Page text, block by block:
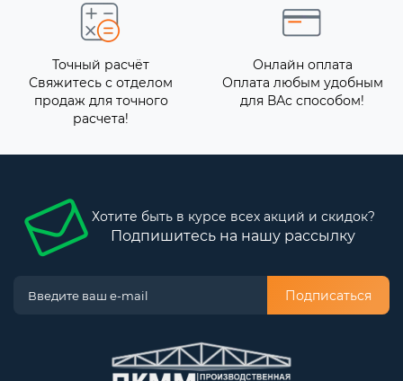
Точный расчёт
Свяжитесь с отделом
продаж для точного
расчета!
Онлайн оплата
Оплата любым удобным
для ВАс способом!
Хотите быть в курсе всех акций и скидок?
Подпишитесь на нашу рассылку
Подписаться